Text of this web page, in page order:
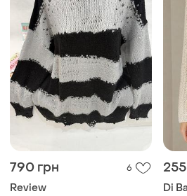
790 грн 6
Review
Di